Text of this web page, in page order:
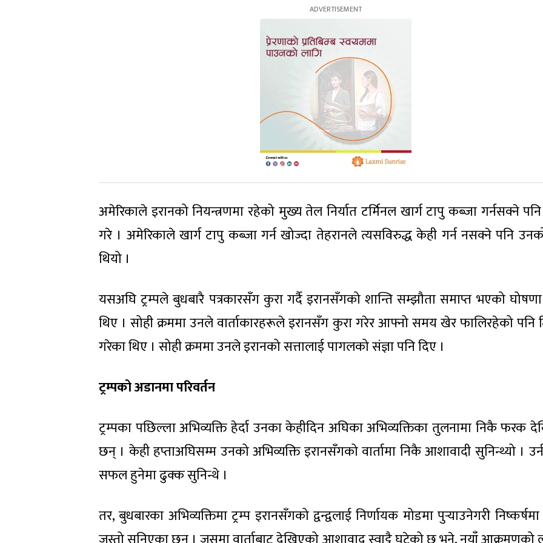
अमेरिकाले इरानको नियन्त्रणमा रहेको मुख्य तेल निर्यात टर्मिनल खार्ग टापु कब्जा गर्नसक्ने
गरे । अमेरिकाले खार्ग टापु कब्जा गर्न खोज्दा तेहरानले त्यसविरुद्ध केही गर्न नसक्ने पनि
थियो ।
यसअघि ट्रम्पले बुधबारै पत्रकारसँग कुरा गर्दै इरानसँगको शान्ति सम्झौता समाप्त भएको
थिए । सोही क्रममा उनले वार्ताकारहरूले इरानसँग कुरा गरेर आफ्नो समय खेर फालिरहेको पनि
गरेका थिए । सोही क्रममा उनले इरानको सत्तालाई पागलको संज्ञा पनि दिए ।
ट्रम्पको अडानमा परिवर्तन
ट्रम्पका पछिल्ला अभिव्यक्ति हेर्दा उनका केहीदिन अघिका अभिव्यक्तिका तुलनामा निकै फरक
छन् । केही हप्ताअघिसम्म उनको अभिव्यक्ति इरानसँगको वार्तामा निकै आशावादी सुनिन्थ्यो । उनी
सफल हुनेमा ढुक्क सुनिन्थे ।
तर, बुधबारका अभिव्यक्तिमा ट्रम्प इरानसँगको द्वन्द्वलाई निर्णायक मोडमा पुर्‍याउनेगरी